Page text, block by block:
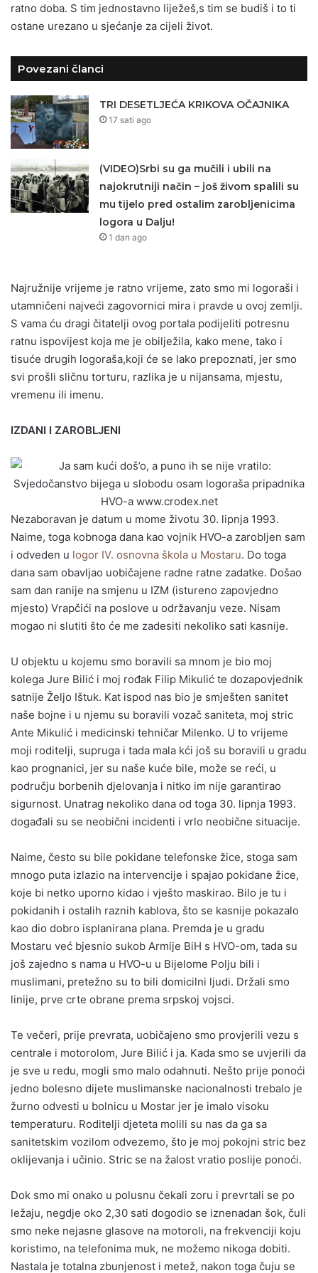
ratno doba. S tim jednostavno liježeš,s tim se budiš i to ti
ostane urezano u sjećanje za cijeli život.
Povezani članci
TRI DESETLJEĆA KRIKOVA OČAJNIKA
17 sati ago
(VIDEO)Srbi su ga mučili i ubili na
najokrutniji način – još živom spalili su
mu tijelo pred ostalim zarobljenicima
logora u Dalju!
1 dan ago
Najružnije vrijeme je ratno vrijeme, zato smo mi logoraši i
utamničeni najveći zagovornici mira i pravde u ovoj zemlji.
S vama ću dragi čitatelji ovog portala podijeliti potresnu
ratnu ispovijest koja me je obilježila, kako mene, tako i
tisuće drugih logoraša,koji će se lako prepoznati, jer smo
svi prošli sličnu torturu, razlika je u nijansama, mjestu,
vremenu ili imenu.
IZDANI I ZAROBLJENI
Nezaboravan je datum u mome životu 30. lipnja 1993.
Naime, toga kobnoga dana kao vojnik HVO-a zarobljen sam
i odveden u logor IV. osnovna škola u Mostaru. Do toga
dana sam obavljao uobičajene radne ratne zadatke. Došao
sam dan ranije na smjenu u IZM (istureno zapovjedno
mjesto) Vrapčići na poslove u održavanju veze. Nisam
mogao ni slutiti što će me zadesiti nekoliko sati kasnije.
U objektu u kojemu smo boravili sa mnom je bio moj
kolega Jure Bilić i moj rođak Filip Mikulić te dozapovjednik
satnije Željo Ištuk. Kat ispod nas bio je smješten sanitet
naše bojne i u njemu su boravili vozač saniteta, moj stric
Ante Mikulić i medicinski tehničar Milenko. U to vrijeme
moji roditelji, supruga i tada mala kći još su boravili u gradu
kao prognanici, jer su naše kuće bile, može se reći, u
području borbenih djelovanja i nitko im nije garantirao
sigurnost. Unatrag nekoliko dana od toga 30. lipnja 1993.
događali su se neobični incidenti i vrlo neobične situacije.
Naime, često su bile pokidane telefonske žice, stoga sam
mnogo puta izlazio na intervencije i spajao pokidane žice,
koje bi netko uporno kidao i vješto maskirao. Bilo je tu i
pokidanih i ostalih raznih kablova, što se kasnije pokazalo
kao dio dobro isplanirana plana. Premda je u gradu
Mostaru već bjesnio sukob Armije BiH s HVO-om, tada su
još zajedno s nama u HVO-u u Bijelome Polju bili i
muslimani, pretežno su to bili domicilni ljudi. Držali smo
linije, prve crte obrane prema srpskoj vojsci.
Te večeri, prije prevrata, uobičajeno smo provjerili vezu s
centrale i motorolom, Jure Bilić i ja. Kada smo se uvjerili da
je sve u redu, mogli smo malo odahnuti. Nešto prije ponoći
jedno bolesno dijete muslimanske nacionalnosti trebalo je
žurno odvesti u bolnicu u Mostar jer je imalo visoku
temperaturu. Roditelji djeteta molili su nas da ga sa
sanitetskim vozilom odvezemo, što je moj pokojni stric bez
oklijevanja i učinio. Stric se na žalost vratio poslije ponoći.
Dok smo mi onako u polusnu čekali zoru i prevrtali se po
ležaju, negdje oko 2,30 sati dogodio se iznenadan šok, čuli
smo neke nejasne glasove na motoroli, na frekvenciji koju
koristimo, na telefonima muk, ne možemo nikoga dobiti.
Nastala je totalna zbunjenost i metež, nakon toga čuju se